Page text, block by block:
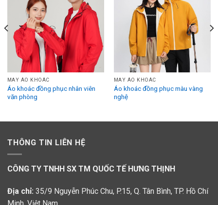
Add to
Wishlist
MAY ÁO KHOÁC
Áo khoác đồng phục nhân viên
văn phòng
Add to
Wishlist
MAY ÁO KHOÁC
Áo khoác đồng phục màu vàng
nghệ
THÔNG TIN LIÊN HỆ
CÔNG TY TNHH SX TM QUỐC TẾ HƯNG THỊNH
Địa chỉ: 35/9 Nguyễn Phúc Chu, P.15, Q. Tân Bình, TP. Hồ Chí